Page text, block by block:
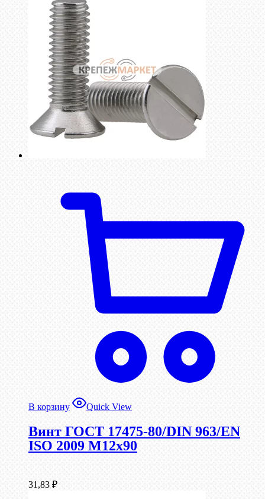
В корзину Quick View
Винт ГОСТ 17475-80/DIN 963/EN
ISO 2009 М12х90
31,83 ₽